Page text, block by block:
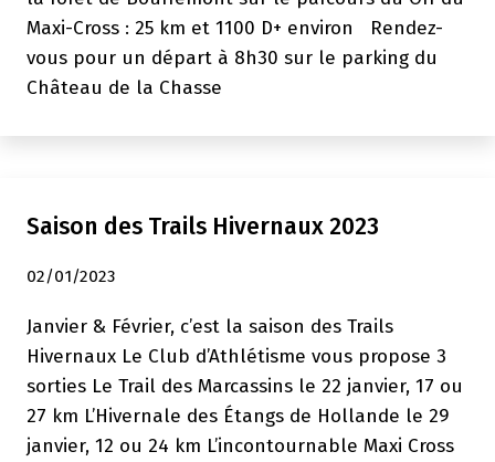
Maxi-Cross : 25 km et 1100 D+ environ Rendez-
vous pour un départ à 8h30 sur le parking du
Château de la Chasse
Saison des Trails Hivernaux 2023
02/01/2023
Janvier & Février, c’est la saison des Trails
Hivernaux Le Club d’Athlétisme vous propose 3
sorties Le Trail des Marcassins le 22 janvier, 17 ou
27 km L’Hivernale des Étangs de Hollande le 29
janvier, 12 ou 24 km L’incontournable Maxi Cross